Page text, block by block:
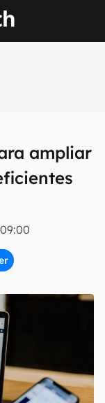
ampliar
primeira